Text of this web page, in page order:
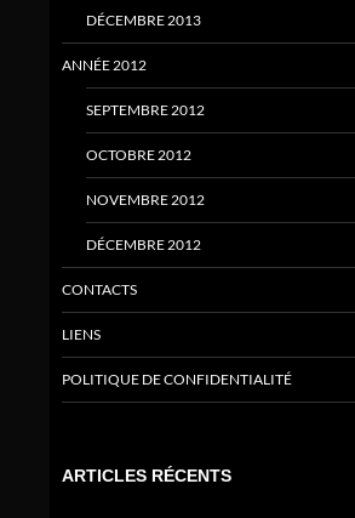
DÉCEMBRE 2013
ANNÉE 2012
SEPTEMBRE 2012
OCTOBRE 2012
NOVEMBRE 2012
DÉCEMBRE 2012
CONTACTS
LIENS
POLITIQUE DE CONFIDENTIALITÉ
ARTICLES RÉCENTS